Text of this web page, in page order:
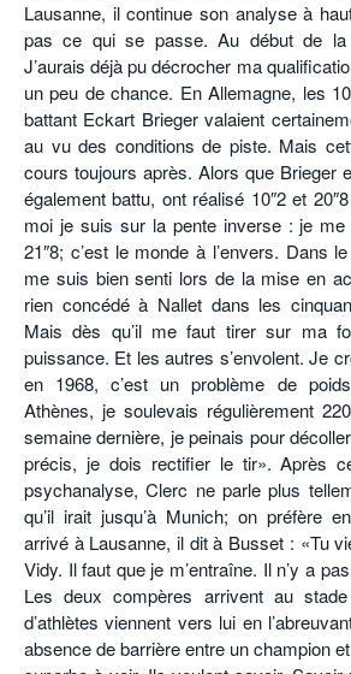
Lausanne, il continue son analyse à
pas ce qui se passe. Au début de la
J’aurais déjà pu décrocher ma
un peu de chance. En Allemagne, les
battant Eckart Brieger valaient
au vu des conditions de piste. Mais
cours toujours après. Alors que Brieger
également battu, ont réalisé 10″2 et
moi je suis sur la pente inverse : je me
21″8; c’est le monde à l’envers. Dans
me suis bien senti lors de la mise en
rien concédé à Nallet dans les
Mais dès qu’il me faut tirer sur ma
puissance. Et les autres s’envolent. Je
en 1968, c’est un problème de
Athènes, je soulevais régulièrement
semaine dernière, je peinais pour
précis, je dois rectifier le tir». Après
psychanalyse, Clerc ne parle plus
qu’il irait jusqu’à Munich; on préfère
arrivé à Lausanne, il dit à Busset : «Tu
Vidy. Il faut que je m’entraîne. Il n’y a
Les deux compères arrivent au
d’athlètes viennent vers lui en
absence de barrière entre un champion